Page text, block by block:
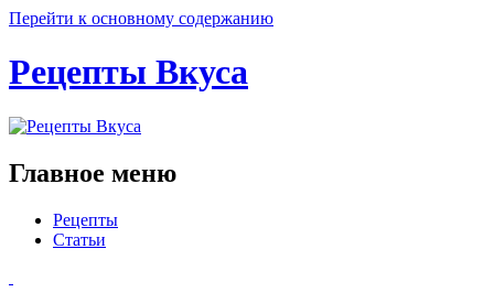
Перейти к основному содержанию
Рецепты Вкуса
Главное меню
Рецепты
Статьи